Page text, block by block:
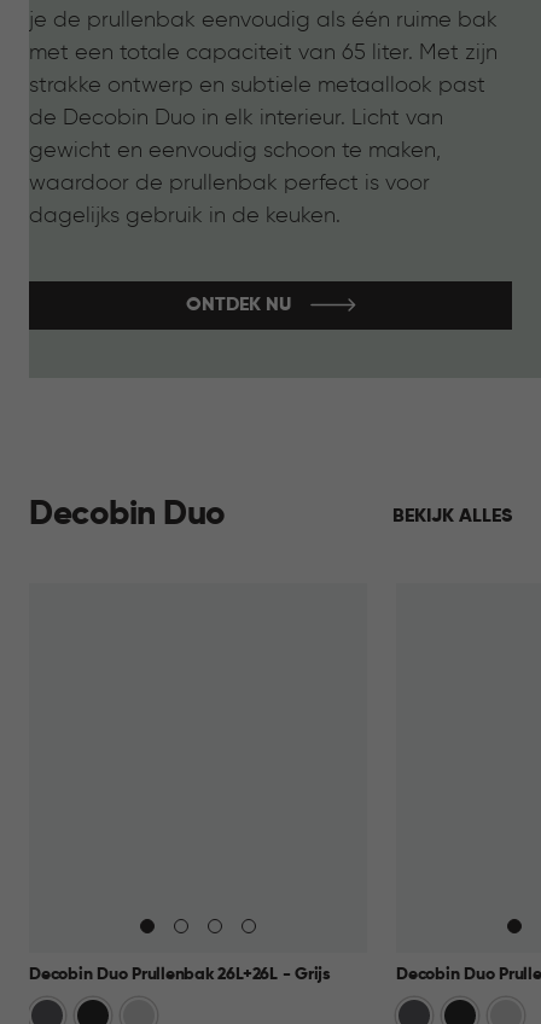
je de prullenbak eenvoudig als één ruime bak
met een totale capaciteit van 65 liter. Met zijn
strakke ontwerp en subtiele metaallook past
de Decobin Duo in elk interieur. Licht van
gewicht en eenvoudig schoon te maken,
waardoor de prullenbak perfect is voor
dagelijks gebruik in de keuken.
ONTDEK NU
Decobin Duo BEKIJK ALLES
Decobin Duo Prullenbak 26L+26L - Grijs
Grijs Zwart
Decobin Duo
Grijs Zwart